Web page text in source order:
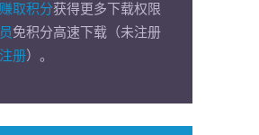
赚取积分获得更多下载权限
免积分高速下载（未注册
注册）。